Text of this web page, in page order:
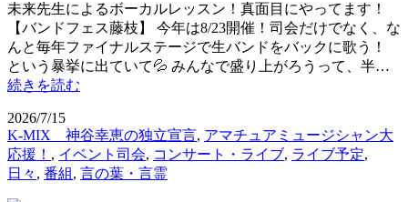
未来先生によるボーカルレッスン！真面目にやってます！
【バンドフェス藤枝】 今年は8/23開催！司会だけでなく、な
んと毎年ファイナルステージで生バンドをバックに歌う！
という暴挙に出ていて💦 みんなで盛り上がろうって、半…
続きを読む
2026/7/15
K-MIX 神谷幸恵の独立宣言, アマチュアミュージシャン大
応援！ , イベント司会, コンサート・ライブ, ライブ予定,
日々 , 番組, 言の葉・言霊